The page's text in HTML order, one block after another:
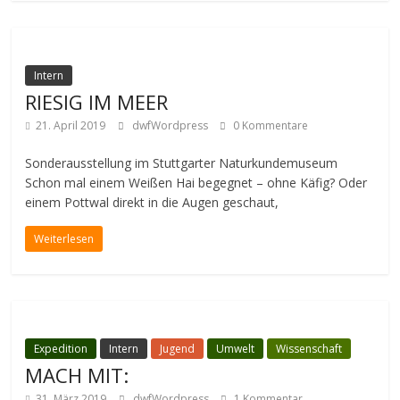
Intern
RIESIG IM MEER
21. April 2019 dwfWordpress 0 Kommentare
Sonderausstellung im Stuttgarter Naturkundemuseum
Schon mal einem Weißen Hai begegnet – ohne Käfig? Oder
einem Pottwal direkt in die Augen geschaut,
Weiterlesen
Expedition Intern Jugend Umwelt Wissenschaft
MACH MIT: